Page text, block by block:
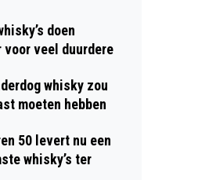
doen
voor veel duurdere
whisky zou
moeten hebben
50 levert nu een
whisky’s ter